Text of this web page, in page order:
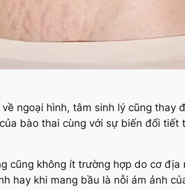
ngoại hình, tâm sinh lý cũng thay
bào thai cùng với sự biến đổi tiết
cũng không ít trường hợp do cơ
hay khi mang bầu là nỗi ám ảnh